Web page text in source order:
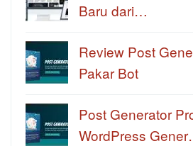
Baru dari…
Review Post
Pakar Bot
Post Generator
WordPress